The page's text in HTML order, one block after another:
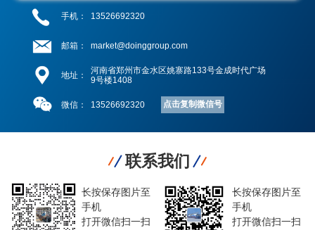
手机： 13526692320
邮箱： market@doinggroup.com
地址：
河南省郑州市金水区姚寨路133号金成时代广场
9号楼1408
微信： 13526692320 点击复制微信号
联系我们
长按保存图片至
手机
打开微信扫一扫
长按保存图片至
手机
打开微信扫一扫